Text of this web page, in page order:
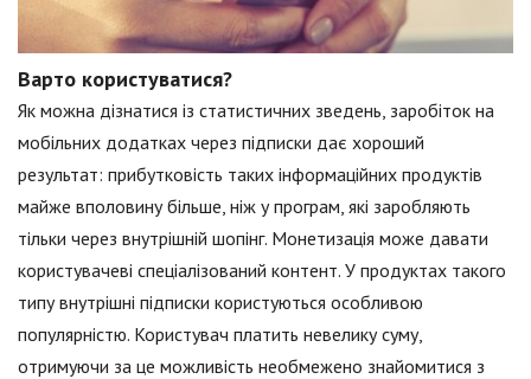
Варто користуватися?
Як можна дізнатися із статистичних зведень, заробіток на
мобільних додатках через підписки дає хороший
результат: прибутковість таких інформаційних продуктів
майже вполовину більше, ніж у програм, які заробляють
тільки через внутрішній шопінг. Монетизація може давати
користувачеві спеціалізований контент. У продуктах такого
типу внутрішні підписки користуються особливою
популярністю. Користувач платить невелику суму,
отримуючи за це можливість необмежено знайомитися з